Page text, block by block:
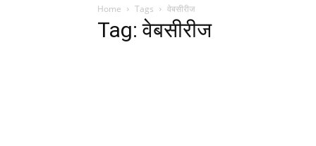
Home Tags वेबसीरीज
Tag: वेबसीरीज